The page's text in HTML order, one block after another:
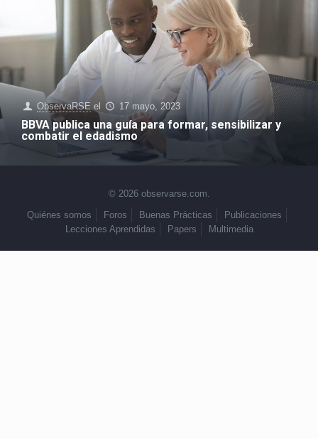
ObservaRSE el 17 mayo, 2023
BBVA publica una guía para formar, sensibilizar y
combatir el edadismo
© 2026 observarse.com.
Quiénes somos
Foros Buenas Prácticas
Publicaciones
Lecciones Aprendidas
Papers Multimedia